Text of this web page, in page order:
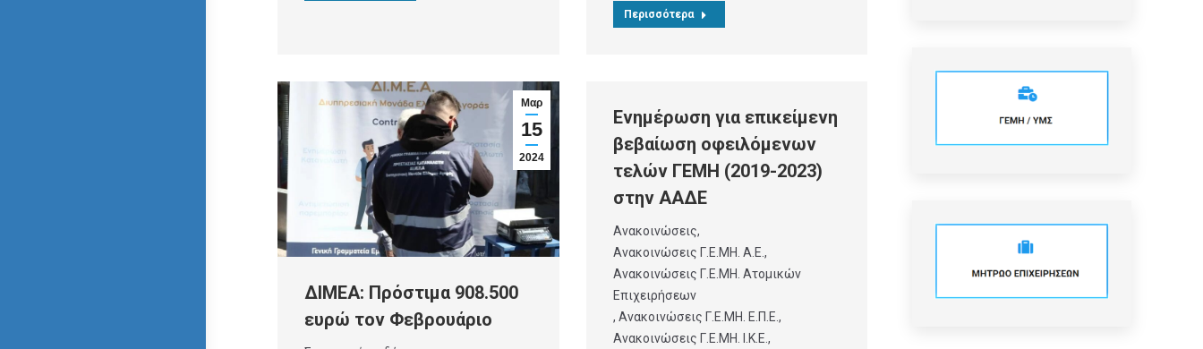
Περισσότερα
Μαρ
15
2024
ΔΙΜΕΑ: Πρόστιμα 908.500
ευρώ τον Φεβρουάριο
Ενημέρωση για επικείμενη
βεβαίωση οφειλόμενων
τελών ΓΕΜΗ (2019-2023)
στην ΑΑΔΕ
Ανακοινώσεις,
Ανακοινώσεις Γ.Ε.ΜΗ. Α.Ε. ,
Ανακοινώσεις Γ.Ε.ΜΗ. Ατομικών
Επιχειρήσεων
, Ανακοινώσεις Γ.Ε.ΜΗ. Ε.Π.Ε. ,
Ανακοινώσεις Γ.Ε.ΜΗ. Ι.Κ.Ε. ,